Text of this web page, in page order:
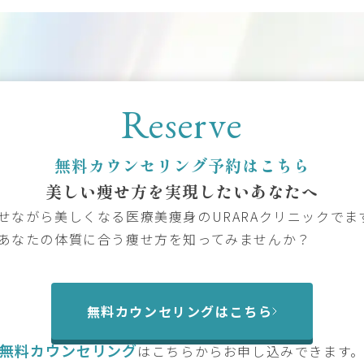
Reserve
無料カウンセリング予約はこちら
美しい痩せ方を実現したいあなたへ
ながら美しくなる医療美痩身のURARAクリニックでま
なたの体質に合う痩せ方を知ってみませんか？
無料カウンセリングはこちら
無料カウンセリングはこちらからお申し込みできます。